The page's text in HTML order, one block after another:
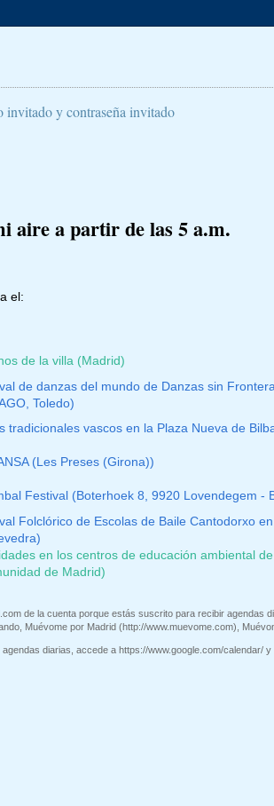
invitado y contraseña invitado
aire a partir de las 5 a.m.
el:
de la villa (Madrid)
de danzas del mundo de Danzas sin
Toledo)
tradicionales vascos en la Plaza Nueva de
(Les Preses (Girona))
Festival (Boterhoek 8, 9920 Lovendegem -
Folclórico de Escolas de Baile Cantodorxo
en los centros de educación ambiental
de Madrid)
de la cuenta porque estás suscrito para recibir agendas
Muévome por Madrid (http://www.muevome.com),
diarias, accede a https://www.google.com/calendar/